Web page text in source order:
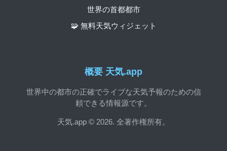
概要 天気.app
世界中の都市の正確でライブな天気予報のための信
頼できる情報源です。
天気.app © 2026. 全著作権所有。
世界の首都都市
🧩 無料天気ウィジェット